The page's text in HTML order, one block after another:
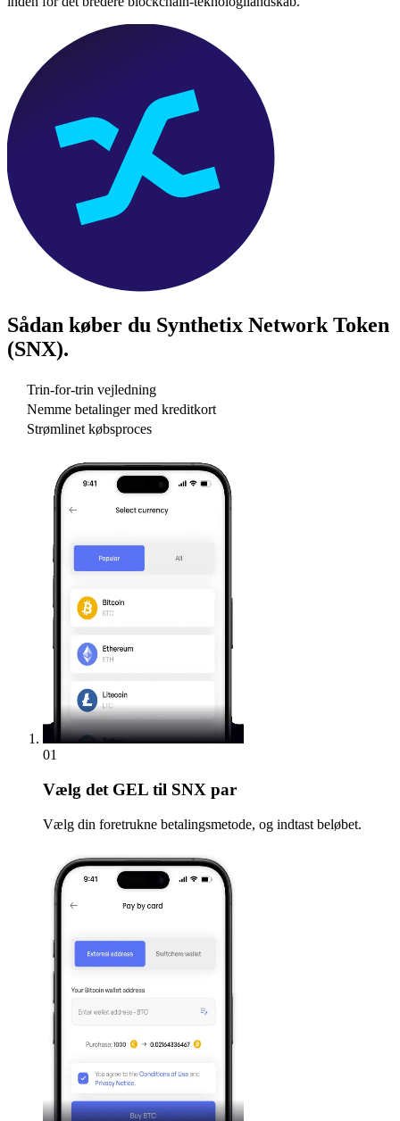
Sådan køber du Synthetix Network Token
(SNX).
Trin-for-trin vejledning
Nemme betalinger med kreditkort
Strømlinet købsproces
01
Vælg det GEL til SNX par
Vælg din foretrukne betalingsmetode, og indtast beløbet.